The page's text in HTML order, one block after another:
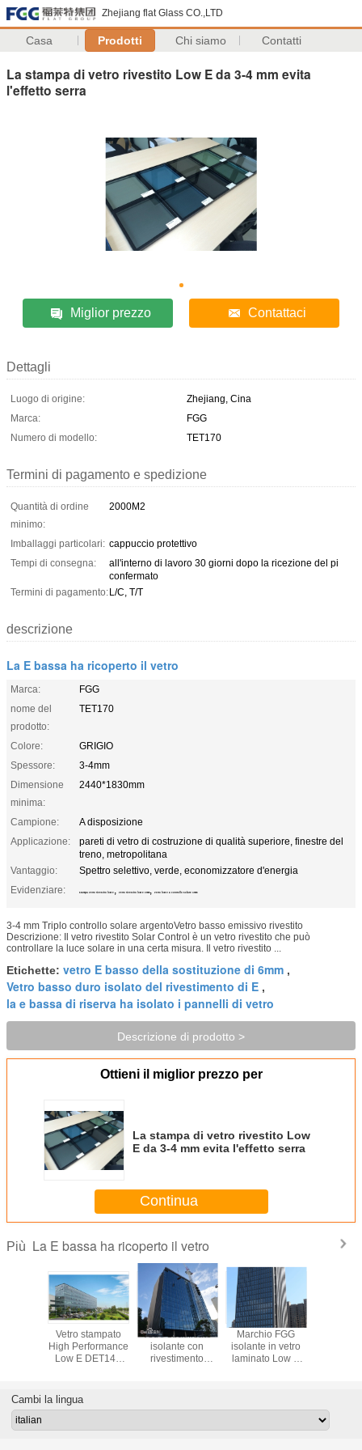
Zhejiang flat Glass CO.,LTD
Casa Prodotti Chi siamo Contatti
La stampa di vetro rivestito Low E da 3-4 mm evita
l'effetto serra
Miglior prezzo Contattaci
Dettagli
Luogo di origine:
Zhejiang, Cina
Marca:
FGG
Numero di modello:
TET170
Termini di pagamento e spedizione
Quantità di ordine
minimo:
2000M2
Imballaggi particolari: cappuccio protettivo
Tempi di consegna:
all'interno di lavoro 30 giorni dopo la ricezione del pi
confermato
Termini di pagamento:L/C, T/T
descrizione
La E bassa ha ricoperto il vetro
Marca:
FGG
nome del
prodotto:
TET170
Colore:
GRIGIO
Spessore:
3-4mm
Dimensione
minima:
2440*1830mm
Campione:
A disposizione
Applicazione:
pareti di vetro di costruzione di qualità superiore, finestre del
treno, metropolitana
Vantaggio:
Spettro selettivo, verde, economizzatore d'energia
Evidenziare:
stampa vetro rivestito low e , vetro rivestito low e 3mm, vetro low e a controllo solare 4mm
3-4 mm Triplo controllo solare argentoVetro basso emissivo rivestito
Descrizione: Il vetro rivestito Solar Control è un vetro rivestito che può
controllare la luce solare in una certa misura. Il vetro rivestito ...
Etichette: vetro E basso della sostituzione di 6mm ,
Vetro basso duro isolato del rivestimento di E ,
la e bassa di riserva ha isolato i pannelli di vetro
Descrizione di prodotto >
Ottieni il miglior prezzo per
La stampa di vetro rivestito Low
E da 3-4 mm evita l'effetto serra
Continua
Più La E bassa ha ricoperto il vetro
Vetro stampato
High Performance
Low E DET144
Vetro stratificato
isolante con
rivestimento
Marchio FGG
isolante in vetro
laminato Low E
Cambi la lingua